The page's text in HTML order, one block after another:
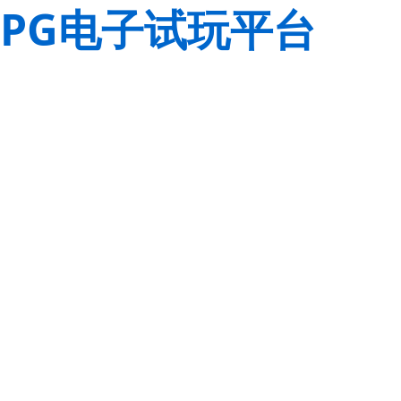
PG电子试玩平台